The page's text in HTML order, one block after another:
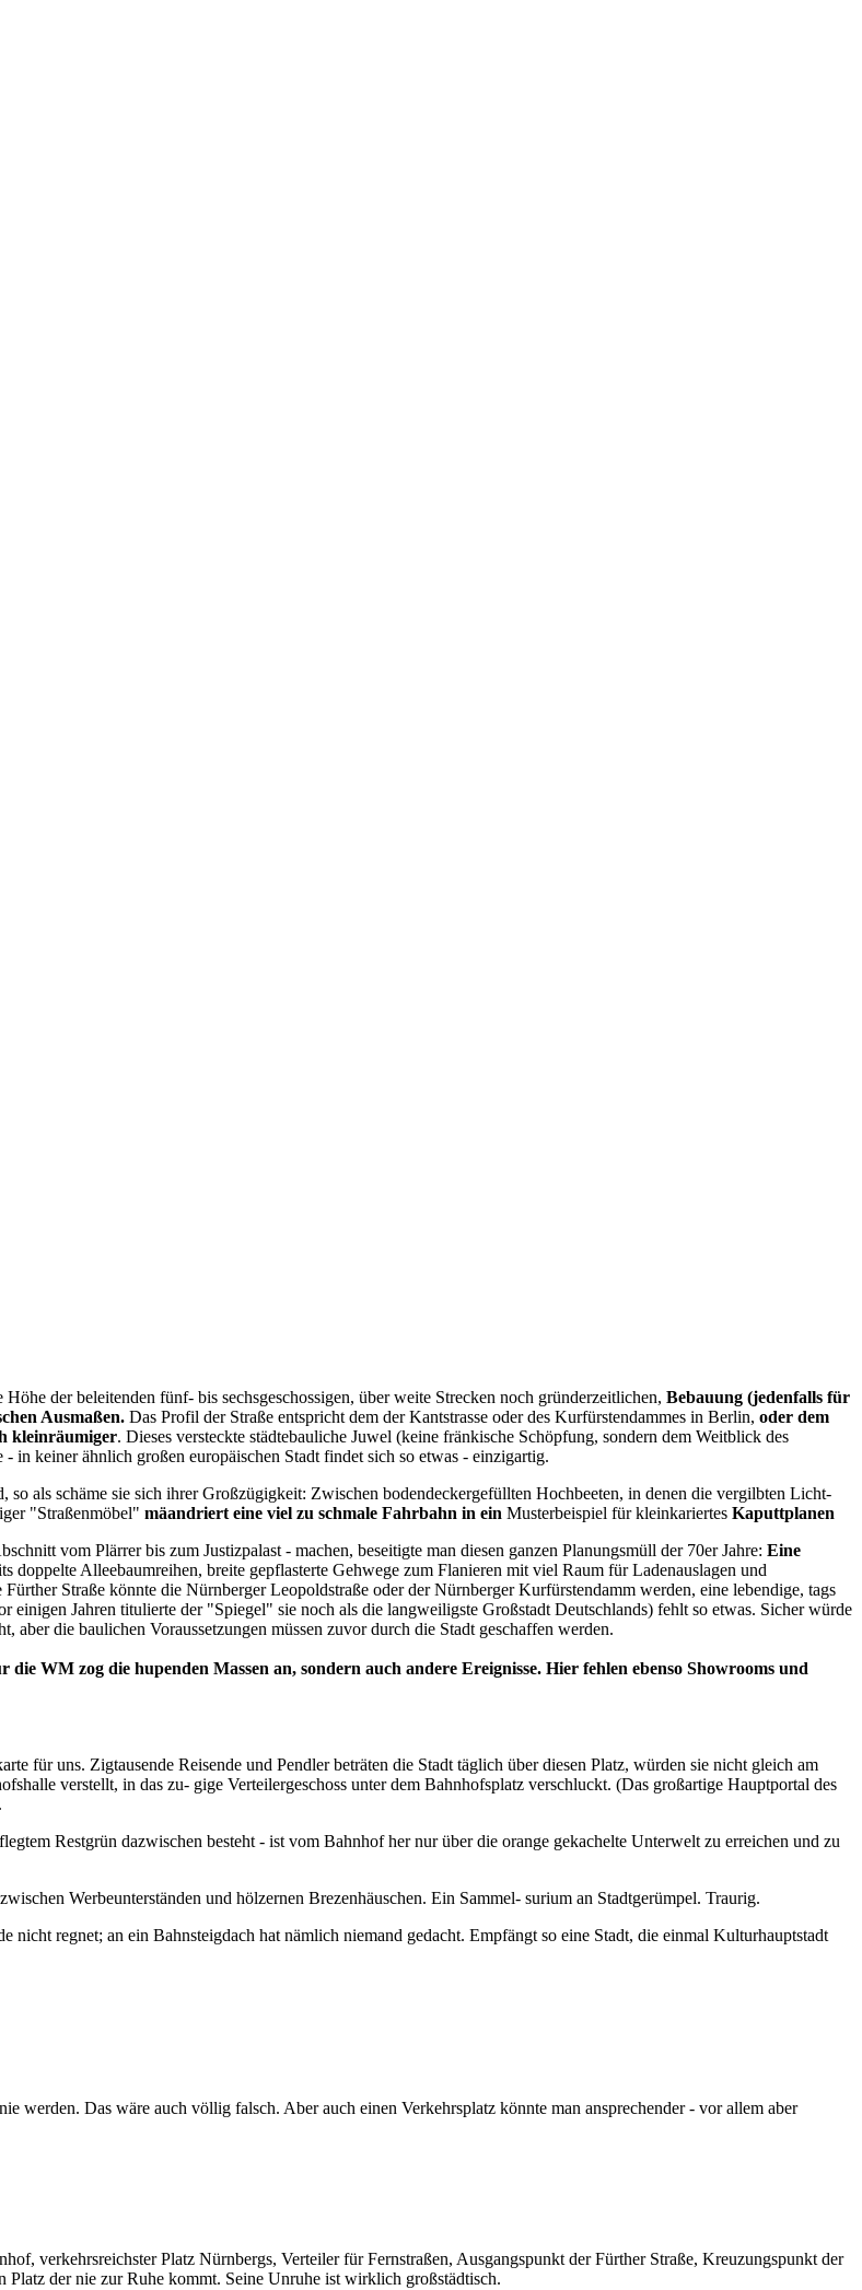
der beleitenden fünf- bis sechsgeschossigen, über weite Strecken noch gründerzeitlichen, Bebauung (jedenfalls für
Ausmaßen. Das Profil der Straße entspricht dem der Kantstrasse oder des Kurfürstendammes in Berlin, oder dem
kleinräumiger. Dieses versteckte städtebauliche Juwel (keine fränkische Schöpfung, sondern dem Weitblick des
in keiner ähnlich großen europäischen Stadt findet sich so etwas - einzigartig.
so als schäme sie sich ihrer Großzügigkeit: Zwischen bodendeckergefüllten Hochbeeten, in denen die vergilbten Licht-
"Straßenmöbel" mäandriert eine viel zu schmale Fahrbahn in ein Musterbeispiel für kleinkariertes Kaputtplanen
vom Plärrer bis zum Justizpalast - machen, beseitigte man diesen ganzen Planungsmüll der 70er Jahre: Eine
doppelte Alleebaumreihen, breite gepflasterte Gehwege zum Flanieren mit viel Raum für Ladenauslagen und
Straße könnte die Nürnberger Leopoldstraße oder der Nürnberger Kurfürstendamm werden, eine lebendige, tags
einigen Jahren titulierte der "Spiegel" sie noch als die langweiligste Großstadt Deutschlands) fehlt so etwas. Sicher würde
die baulichen Voraussetzungen müssen zuvor durch die Stadt geschaffen werden.
die WM zog die hupenden Massen an, sondern auch andere Ereignisse. Hier fehlen ebenso Showrooms und
für uns. Zigtausende Reisende und Pendler beträten die Stadt täglich über diesen Platz, würden sie nicht gleich am
verstellt, in das zu- gige Verteilergeschoss unter dem Bahnhofsplatz verschluckt. (Das großartige Hauptportal des
Restgrün dazwischen besteht - ist vom Bahnhof her nur über die orange gekachelte Unterwelt zu erreichen und zu
Werbeunterständen und hölzernen Brezenhäuschen. Ein Sammel- surium an Stadtgerümpel. Traurig.
nicht regnet; an ein Bahnsteigdach hat nämlich niemand gedacht. Empfängt so eine Stadt, die einmal Kulturhauptstadt
werden. Das wäre auch völlig falsch. Aber auch einen Verkehrsplatz könnte man ansprechender - vor allem aber
verkehrsreichster Platz Nürnbergs, Verteiler für Fernstraßen, Ausgangspunkt der Fürther Straße, Kreuzungspunkt der
der nie zur Ruhe kommt. Seine Unruhe ist wirklich großstädtisch.